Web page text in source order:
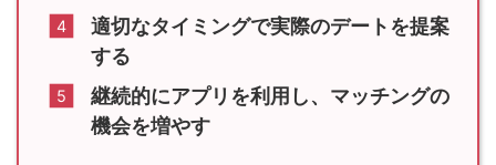
適切なタイミングで実際のデートを提案
する
継続的にアプリを利用し、マッチングの
機会を増やす